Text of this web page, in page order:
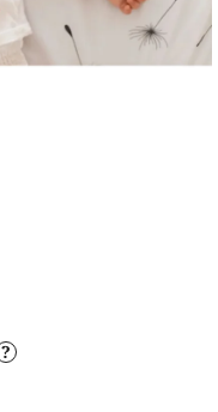
?